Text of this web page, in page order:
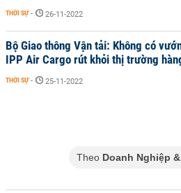
THỜI SỰ - 26-11-2022
Bộ Giao thông Vận tải: Không có
IPP Air Cargo rút khỏi thị trường
THỜI SỰ - 25-11-2022
Theo Doanh Nghiệp